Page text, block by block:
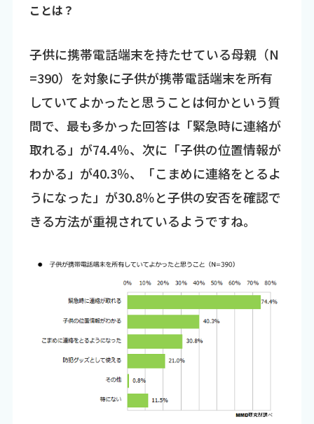
ことは？
子供に携帯電話端末を持たせている母親（N
=390）を対象に子供が携帯電話端末を所有
していてよかったと思うことは何かという質
問で、最も多かった回答は「緊急時に連絡が
取れる」が74.4％、次に「子供の位置情報が
わかる」が40.3％、「こまめに連絡をとるよ
うになった」が30.8％と子供の安否を確認で
きる方法が重視されているようですね。